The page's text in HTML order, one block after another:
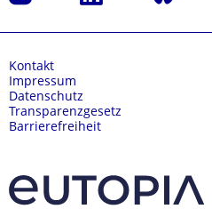
Kontakt
Impressum
Datenschutz
Transparenzgesetz
Barrierefreiheit